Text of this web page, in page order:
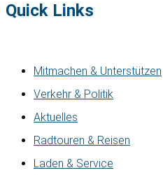
Quick Links
Mitmachen & Unterstützen
Verkehr & Politik
Aktuelles
Radtouren & Reisen
Laden & Service